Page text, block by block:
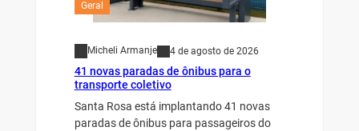
Geral
Micheli Armanje 4 de agosto de 2026
41 novas paradas de ônibus para o
transporte coletivo
Santa Rosa está implantando 41 novas
paradas de ônibus para passageiros do